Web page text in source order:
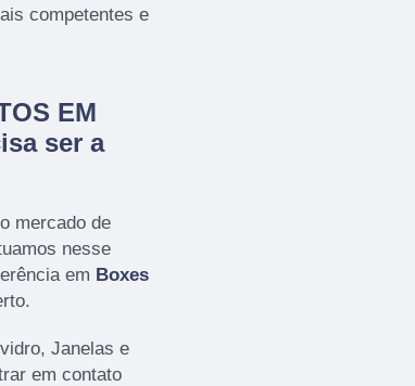
competentes e
EM
ser a
mercado de
nesse
em Boxes
Janelas e
em contato